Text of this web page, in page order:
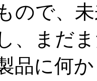
ので、
、まだ
品に何